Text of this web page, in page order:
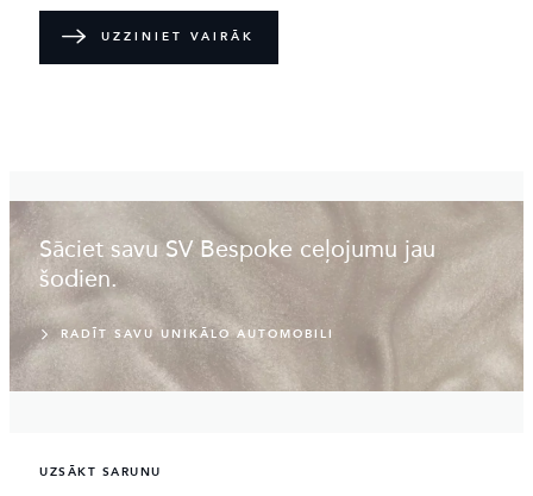
UZZINIET VAIRĀK
Sāciet savu SV Bespoke ceļojumu jau
šodien.
RADĪT SAVU UNIKĀLO AUTOMOBILI
UZSĀKT SARUNU